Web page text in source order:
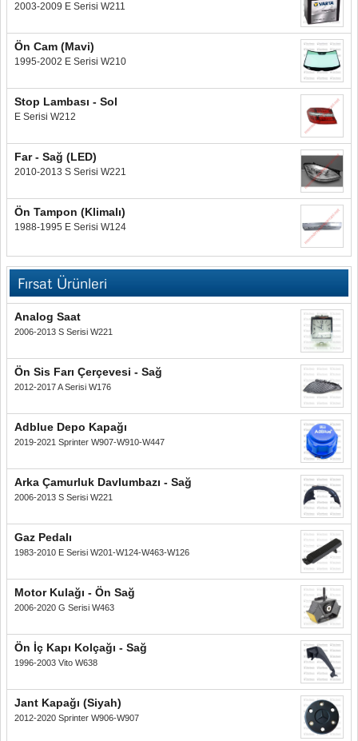
2003-2009 E Serisi W211
Ön Cam (Mavi)
1995-2002 E Serisi W210
Stop Lambası - Sol
E Serisi W212
Far - Sağ (LED)
2010-2013 S Serisi W221
Ön Tampon (Klimalı)
1988-1995 E Serisi W124
Fırsat Ürünleri
Analog Saat
2006-2013 S Serisi W221
Ön Sis Farı Çerçevesi - Sağ
2012-2017 A Serisi W176
Adblue Depo Kapağı
2019-2021 Sprinter W907-W910-W447
Arka Çamurluk Davlumbazı - Sağ
2006-2013 S Serisi W221
Gaz Pedalı
1983-2010 E Serisi W201-W124-W463-W126
Motor Kulağı - Ön Sağ
2006-2020 G Serisi W463
Ön İç Kapı Kolçağı - Sağ
1996-2003 Vito W638
Jant Kapağı (Siyah)
2012-2020 Sprinter W906-W907